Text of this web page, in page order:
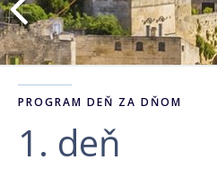
PROGRAM DEŇ ZA DŇOM
1. deň